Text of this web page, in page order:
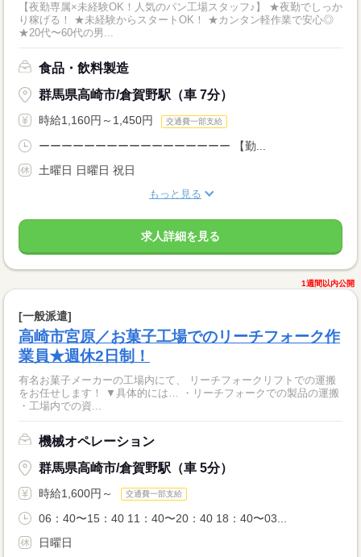
【夜勤専属×未経験OK！人気のパン工場スタッフ♪】 ★夜勤でしっか
り稼げる！ ★未経験からスタートOK！ ★カンタン軽作業で安心◎
★20代〜60代の男...
食品・飲料製造
群馬県高崎市/倉賀野駅（車 7分）
時給1,160円～1,450円 交通費一部支給
ーーーーーーーーーーーーーーーーー 【勤...
土曜日 日曜日 祝日
もっと見る
求人詳細を見る
1週間以内公開
[一般派遣]
高崎市宮原／お菓子工場でのリーチフォーク作
業員★週休2日制！
有名お菓子メーカーの工場内にて、 リーチフォークリフトでの運搬
をお任せします！ ▼具体的には… ・リーチフォークでの製品の運搬
・工場内での資...
機械オペレーション
群馬県高崎市/倉賀野駅（車 5分）
時給1,600円～ 交通費一部支給
06：40〜15：40 11：40〜20：40 18：40〜03...
日曜日